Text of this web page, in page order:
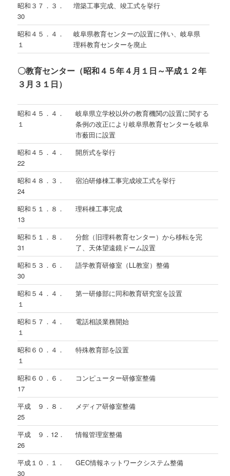
昭和３７．３．
30
増築工事完成、竣工式を挙行
昭和４５．４．
１
岐阜県教育センターの設置に伴い、岐阜県
理科教育センターを廃止
〇教育センター（昭和４５年４月１日～平成１２年
３月３１日）
昭和４５．４．
１
岐阜県立学校以外の教育機関の設置に関する
条例の改正により岐阜県教育センターを岐阜
市薮田に設置
昭和４５．４．
22
開所式を挙行
昭和４８．３．
24
宿泊研修棟工事完成竣工式を挙行
昭和５１．８．
13
理科棟工事完成
昭和５１．８．
31
分館（旧理科教育センター）から移転を完
了、天体望遠鏡ドーム設置
昭和５３．６．
30
語学教育研修室（LL教室）整備
昭和５４．４．
１
第一研修部に同和教育研究室を設置
昭和５７．４．
１
電話相談業務開始
昭和６０．４．
１
特殊教育部を設置
昭和６０．６．
17
コンピューター研修室整備
平成 ９．８．
25
メディア研修室整備
平成 ９．12．
26
情報管理室整備
平成１０．１．
30
GEC情報ネットワークシステム整備